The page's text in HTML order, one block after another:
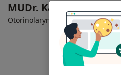
MUDr. Karel Matler
Otorinolaryngolog ·Více